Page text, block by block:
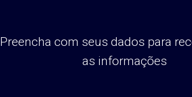
Preencha com seus dados para
as informações